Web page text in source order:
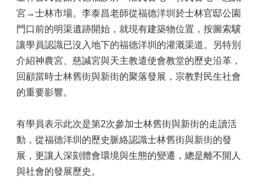
宮→士林市場。李泰昌老師從福德洋圳於士林官邸公園
門口前的明渠遺跡開始，就現有建築物位置，按圖索驥
讓學員認識已沒入地下的福德洋圳的灌溉渠道。另特別
介紹神農宮、慈諴宮與天主教遣使會教堂的歷史沿革，
回顧當時士林舊街與新街的聚落發展，宗教對民生社會
的重要影響。
有學員表示此次是第2次參加士林舊街與新街的走讀活
動，從福德洋圳的歷史脈絡認識士林舊街與新街的發
展，更讓人深刻體會環境與生態的變遷，總是離不開人
與社會的發展歷史。